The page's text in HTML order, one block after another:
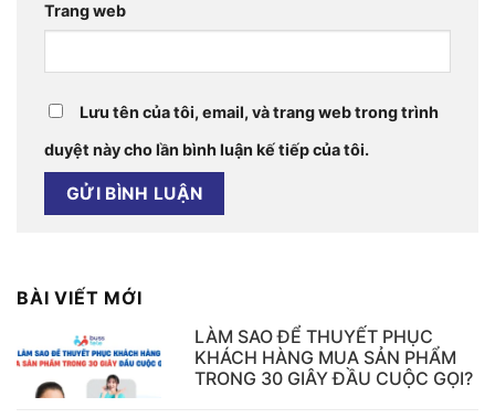
Trang web
Lưu tên của tôi, email, và trang web trong trình
duyệt này cho lần bình luận kế tiếp của tôi.
BÀI VIẾT MỚI
LÀM SAO ĐỂ THUYẾT PHỤC
KHÁCH HÀNG MUA SẢN PHẨM
TRONG 30 GIÂY ĐẦU CUỘC GỌI?